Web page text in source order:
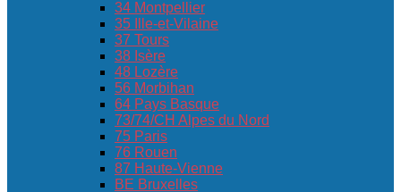
34 Montpellier
35 Ille-et-Vilaine
37 Tours
38 Isère
48 Lozère
56 Morbihan
64 Pays Basque
73/74/CH Alpes du Nord
75 Paris
76 Rouen
87 Haute-Vienne
BE Bruxelles